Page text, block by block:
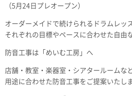
（5月24日プレオープン）
オーダーメイドで続けられるドラムレッ
それぞれの目標やペースに合わせた自由
防音工事は「めいむ工房」へ
店舗・教室・楽器室・シアタールームなど
用途に合わせた防音工事をご提案いたし